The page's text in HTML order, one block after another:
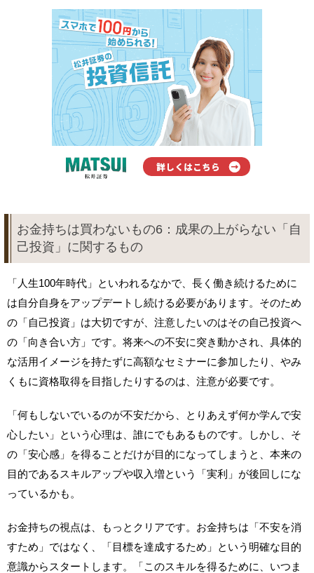
お金持ちは買わないもの6：成果の上がらない「自
己投資」に関するもの
「人生100年時代」といわれるなかで、長く働き続けるために
は自分自身をアップデートし続ける必要があります。そのため
の「自己投資」は大切ですが、注意したいのはその自己投資へ
の「向き合い方」です。将来への不安に突き動かされ、具体的
な活用イメージを持たずに高額なセミナーに参加したり、やみ
くもに資格取得を目指したりするのは、注意が必要です。
「何もしないでいるのが不安だから、とりあえず何か学んで安
心したい」という心理は、誰にでもあるものです。しかし、そ
の「安心感」を得ることだけが目的になってしまうと、本来の
目的であるスキルアップや収入増という「実利」が後回しにな
っているかも。
お金持ちの視点は、もっとクリアです。お金持ちは「不安を消
すため」ではなく、「目標を達成するため」という明確な目的
意識からスタートします。「このスキルを得るために、いつま